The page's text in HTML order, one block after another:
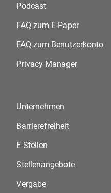
Podcast
FAQ zum E-Paper
FAQ zum Benutzerkonto
Privacy Manager
Unternehmen
Barrierefreiheit
E-Stellen
Stellenangebote
Vergabe